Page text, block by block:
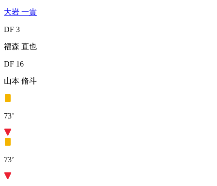
大岩 一貴
DF 3
福森 直也
DF 16
山本 脩斗
73’
73’